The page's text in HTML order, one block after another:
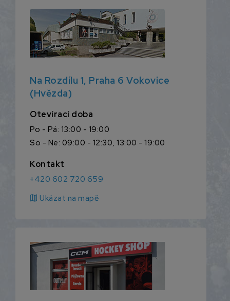
Na Rozdílu 1, Praha 6 Vokovice
(Hvězda)
Otevírací doba
Po - Pá: 13:00 - 19:00
So - Ne: 09:00 - 12:30, 13:00 - 19:00
Kontakt
+420 602 720 659
map Ukázat na mapě